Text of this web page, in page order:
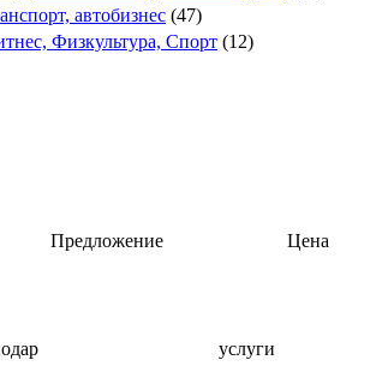
автобизнес (47)
Физкультура, Спорт (12)
Предложение Цена
услуги